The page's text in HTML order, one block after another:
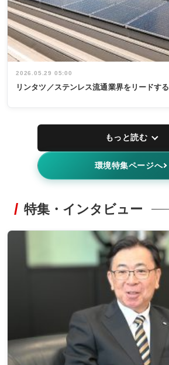
2026.05.29 05:00
リンタツ／ステンレス流通業界をリードする
もっと読む
環境特集ページへ
特集・インタビュー